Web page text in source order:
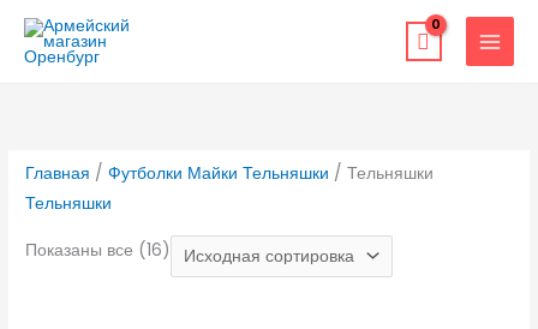
Перейти
содержимому
Главная /Футболки Майки Тельняшки / Тельняшки
Тельняшки
Показаны все (16)